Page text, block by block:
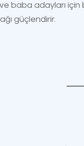
baba adayları
güçlendirir.